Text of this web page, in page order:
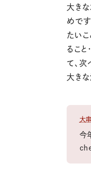
大き
めで
たい
ること
て、
大き
大
今